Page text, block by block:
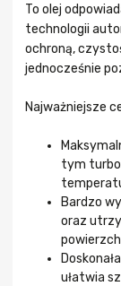
To olej
technologii
ochroną,
jednocześnie
Najważniejsze
tym
Bardzo
oraz
ułatwia